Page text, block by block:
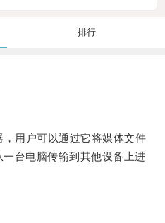
排行
用户可以通过它将媒体文件
一台电脑传输到其他设备上进